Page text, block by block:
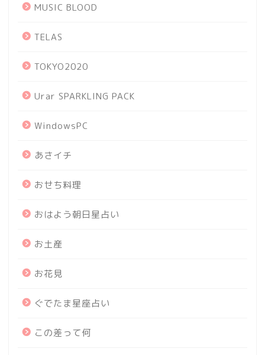
MUSIC BLOOD
TELAS
TOKYO2020
Urar SPARKLING PACK
WindowsPC
あさイチ
おせち料理
おはよう朝日星占い
お土産
お花見
ぐでたま星座占い
この差って何